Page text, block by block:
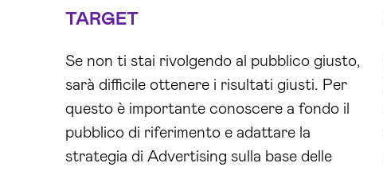
TARGET
Se non ti stai rivolgendo al pubblico giusto,
sarà difficile ottenere i risultati giusti. Per
questo è importante conoscere a fondo il
pubblico di riferimento e adattare la
strategia di Advertising sulla base delle